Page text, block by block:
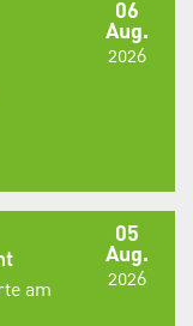
06
Aug.
2026
05
Aug.
2026
am